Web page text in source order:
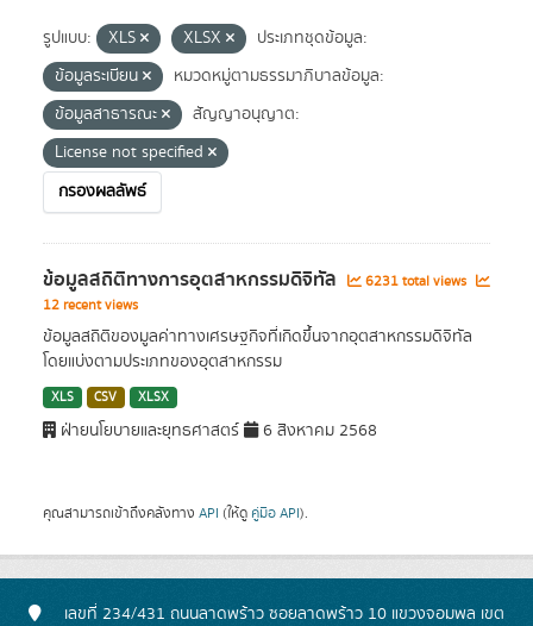
รูปแบบ: XLS XLSX
ประเภทชุดข้อมูล:
ข้อมูลระเบียน
หมวดหมู่ตามธรรมาภิบาลข้อมูล:
ข้อมูลสาธารณะ
สัญญาอนุญาต:
License not specified
กรองผลลัพธ์
ข้อมูลสถิติทางการอุตสาหกรรมดิจิทัล
6231 total views
12 recent views
ข้อมูลสถิติของมูลค่าทางเศรษฐกิจที่เกิดขึ้นจากอุตสาหกรรมดิจิทัล
โดยแบ่งตามประเภทของอุตสาหกรรม
XLS CSV XLSX
ฝ่ายนโยบายและยุทธศาสตร์ 6 สิงหาคม 2568
คุณสามารถเข้าถึงคลังทาง API (ให้ดู คู่มือ API).
เลขที่ 234/431 ถนนลาดพร้าว ซอยลาดพร้าว 10 แขวงจอมพล เขต